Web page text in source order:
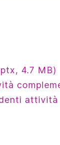
4.7 MB)